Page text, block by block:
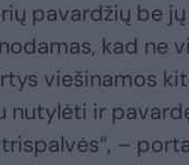
pavardžių be
kad ne
viešinamos
nutylėti ir
–